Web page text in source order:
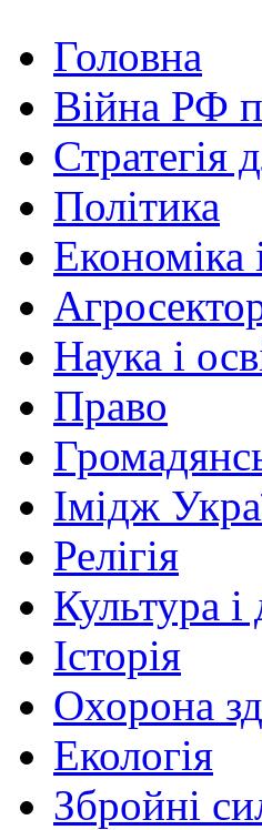
Головна
Війна РФ
Стратегія
Політика
Економіка
Наука і
Право
Імідж
Релігія
Культура і
Історія
Охорона
Екологія
Збройні